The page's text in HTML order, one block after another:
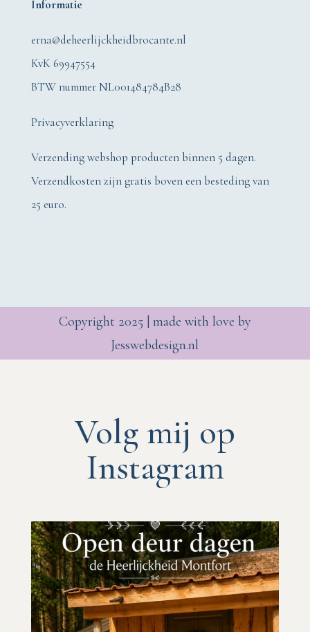
Informatie
erna@deheerlijckheidbrocante.nl
KvK 69947554
BTW nummer NL001484784B28
Privacyverklaring
Verzending webshop producten binnen 5 dagen.
Verzendkosten zijn gratis boven een besteding van
25 euro.
Copyright 2025 | made with love by
Jesswebdesign.nl
Volg mij op
Instagram